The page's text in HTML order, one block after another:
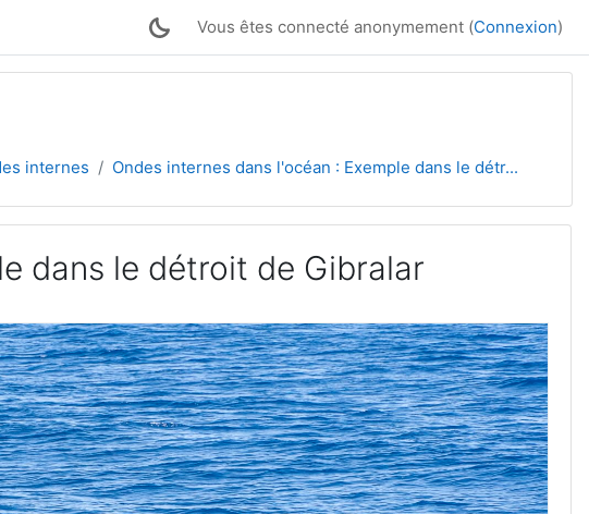
Vous êtes connecté anonymement (Connexion)
internes Ondes internes dans l'océan : Exemple dans le détr...
dans le détroit de Gibralar